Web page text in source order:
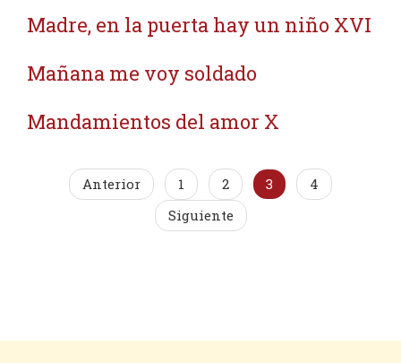
Madre, en la puerta hay un niño XVI
Mañana me voy soldado
Mandamientos del amor X
Anterior 1 2 3
4
Siguiente